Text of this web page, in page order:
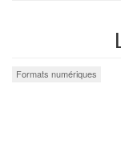
Formats numériques